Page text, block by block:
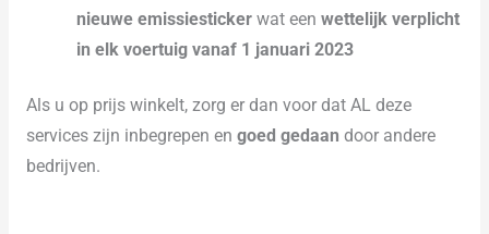
nieuwe emissiesticker wat eenwettelijk verplicht
in elk voertuig vanaf 1 januari 2023
Als u op prijs winkelt, zorg er dan voor dat AL deze
services zijn inbegrepen en goed gedaan door andere
bedrijven.